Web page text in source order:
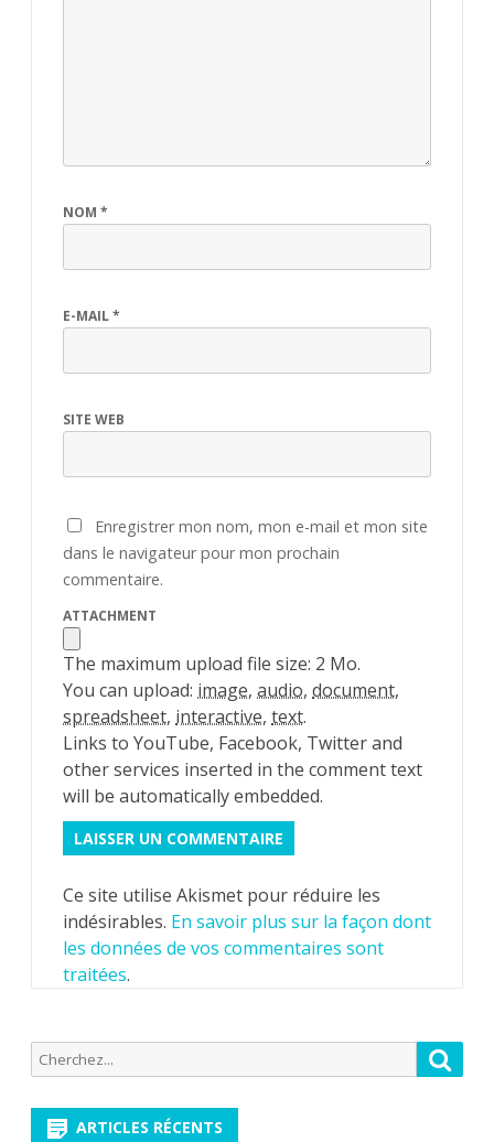
NOM *
E-MAIL*
SITE WEB
Enregistrer mon nom, mon e-mail et mon site
dans le navigateur pour mon prochain
commentaire.
ATTACHMENT
The maximum upload file size: 2 Mo.
You can upload: image, audio, document,
spreadsheet, interactive, text.
Links to YouTube, Facebook, Twitter and
other services inserted in the comment text
will be automatically embedded.
Ce site utilise Akismet pour réduire les
indésirables. En savoir plus sur la façon dont
les données de vos commentaires sont
traitées.
Recherche
pour:
ARTICLES RÉCENTS